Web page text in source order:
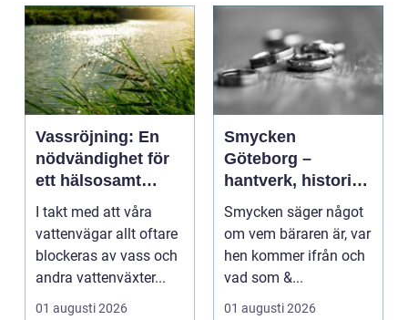
Vassröjning: En
nödvändighet för
ett hälsosamt
vattenlandskap
I takt med att våra
vattenvägar allt oftare
blockeras av vass och
andra vattenväxter...
01 augusti 2026
Smycken
Göteborg –
hantverk, historia
och personligt
uttryck
Smycken säger något
om vem bäraren är, var
hen kommer ifrån och
vad som &...
01 augusti 2026